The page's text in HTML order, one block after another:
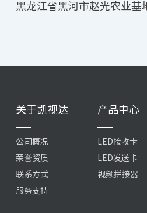
黑龙江省黑河市赵光农业基
关于凯视达
公司概况
荣誉资质
联系方式
服务支持
产品中心
LED接收卡
LED发送卡
视频拼接器